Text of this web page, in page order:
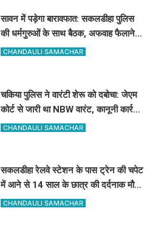
सावन में पड़ेगा बारावफात: सकलडीहा पुलिस
की धर्मगुरुओं के साथ बैठक, अफवाह फैलाने
वालों को चेतावनी
CHANDAULI SAMACHAR
चकिया पुलिस ने वारंटी शेरू को दबोचा: जेएम
कोर्ट से जारी था NBW वारंट, कानूनी कार्रवाई
शुरू
CHANDAULI SAMACHAR
सकलडीहा रेलवे स्टेशन के पास ट्रेन की चपेट
में आने से 14 साल के छात्र की दर्दनाक मौत,
स्कूल बैग से हुई पहचान
CHANDAULI SAMACHAR